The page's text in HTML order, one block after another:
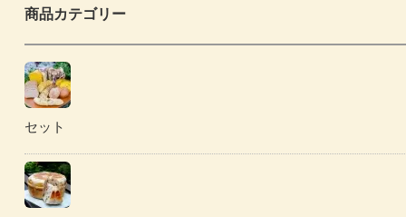
商品カテゴリー
セット